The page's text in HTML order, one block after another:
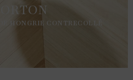
HONGRIE CONTRECOLLÉ